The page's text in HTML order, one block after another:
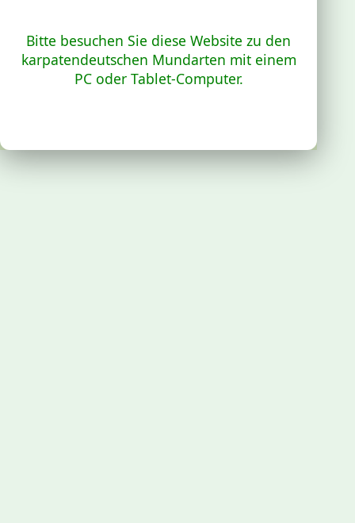
Bitte besuchen Sie diese Website zu den
karpatendeutschen Mundarten mit einem
PC oder Tablet-Computer.